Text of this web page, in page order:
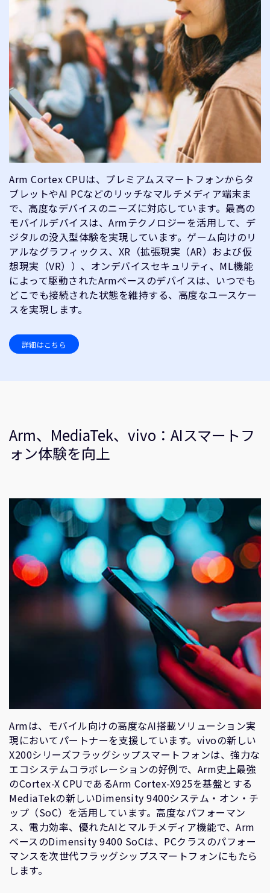
Arm Cortex CPUは、プレミアムスマートフォンからタ
ブレットやAI PCなどのリッチなマルチメディア端末ま
で、高度なデバイスのニーズに対応しています。最高の
モバイルデバイスは、Armテクノロジーを活用して、デ
ジタルの没入型体験を実現しています。ゲーム向けのリ
アルなグラフィックス、XR（拡張現実（AR）および仮
想現実（VR））、オンデバイスセキュリティ、ML機能
によって駆動されたArmベースのデバイスは、いつでも
どこでも接続された状態を維持する、高度なユースケー
スを実現します。
詳細はこちら
Arm、MediaTek、vivo：AIスマートフ
ォン体験を向上
Armは、モバイル向けの高度なAI搭載ソリューション実
現においてパートナーを支援しています。vivoの新しい
X200シリーズフラッグシップスマートフォンは、強力な
エコシステムコラボレーションの好例で、Arm史上最強
のCortex-X CPUであるArm Cortex-X925を基盤とする
MediaTekの新しいDimensity 9400システム・オン・チ
ップ（SoC）を活用しています。高度なパフォーマン
ス、電力効率、優れたAIとマルチメディア機能で、Arm
ベースのDimensity 9400 SoCは、PCクラスのパフォー
マンスを次世代フラッグシップスマートフォンにもたら
します。